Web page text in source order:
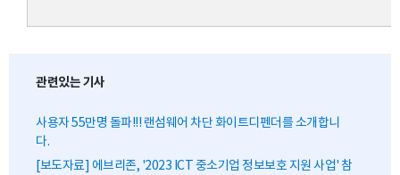
관련있는 기사
사용자 55만명 돌파!!! 랜섬웨어 차단 화이트디펜더를 소개합니
다.
[보도자료] 에브리존, '2023 ICT 중소기업 정보보호 지원 사업' 참